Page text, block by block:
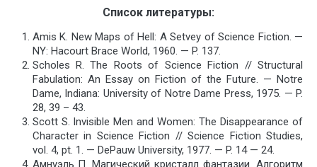
Список литературы:
Amis K. New Maps of Hell: A Setvey of Science Fiction. —
NY: Hacourt Brace World, 1960. — P. 137.
Scholes R. The Roots of Science Fiction // Structural
Fabulation: An Essay on Fiction of the Future. — Notre
Dame, Indiana: University of Notre Dame Press, 1975. — P.
28, 39 – 43.
Scott S. Invisible Men and Women: The Disappearance of
Character in Science Fiction // Science Fiction Studies,
vol. 4, pt. 1. — DePauw University, 1977. — P. 14 — 24.
Амнуэль П. Магический кристалл фантазии. Алгоритм